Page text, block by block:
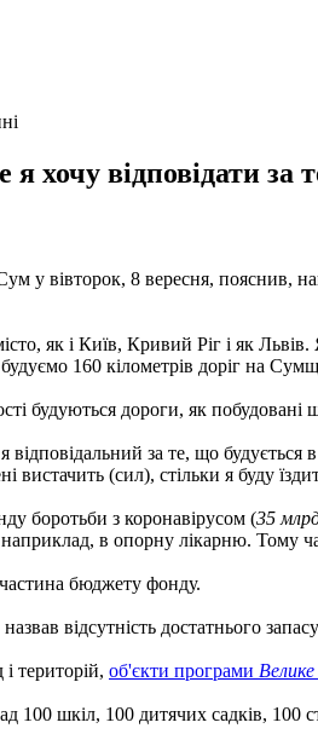
хочу відповідати за
у вівторок, 8 вересня, пояснив,
як і Київ, Кривий Ріг і як
160 кілометрів доріг на
будуються дороги, як
за те, що
(сил), стільки я буду
боротьби з коронавірусом (35
в опорну лікарню. Тому
бюджету фонду.
відсутність достатнього
територій, об'єкти програми
шкіл, 100 дитячих садків, 100